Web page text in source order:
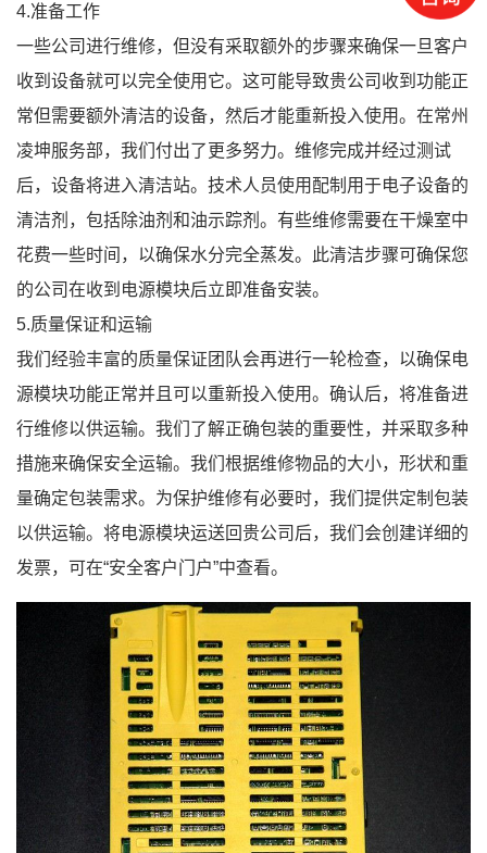
4.准备工作
一些公司进行维修，但没有采取额外的步骤来确保一旦客户
收到设备就可以完全使用它。这可能导致贵公司收到功能正
常但需要额外清洁的设备，然后才能重新投入使用。在常州
凌坤服务部，我们付出了更多努力。维修完成并经过测试
后，设备将进入清洁站。技术人员使用配制用于电子设备的
清洁剂，包括除油剂和油示踪剂。有些维修需要在干燥室中
花费一些时间，以确保水分完全蒸发。此清洁步骤可确保您
的公司在收到电源模块后立即准备安装。
5.质量保证和运输
我们经验丰富的质量保证团队会再进行一轮检查，以确保电
源模块功能正常并且可以重新投入使用。确认后，将准备进
行维修以供运输。我们了解正确包装的重要性，并采取多种
措施来确保安全运输。我们根据维修物品的大小，形状和重
量确定包装需求。为保护维修有必要时，我们提供定制包装
以供运输。将电源模块运送回贵公司后，我们会创建详细的
发票，可在“安全客户门户”中查看。